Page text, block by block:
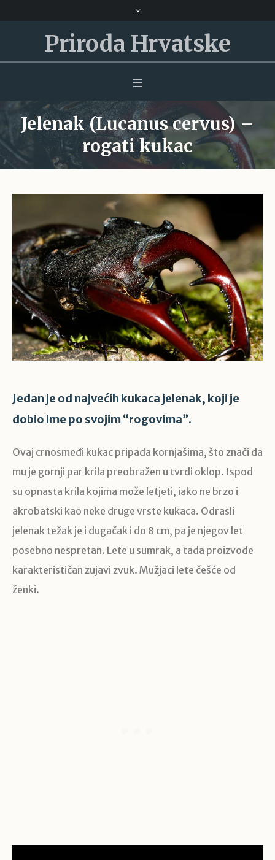
Priroda Hrvatske
Jelenak (Lucanus cervus) –
rogati kukac
Jedan je od najvećih kukaca jelenak, koji je
dobio ime po svojim “rogovima”.
Ovaj crnosmeđi kukac pripada kornjašima, što znači da
mu je gornji par krila preobražen u tvrdi oklop. Ispod
su opnasta krila kojima može letjeti, iako ne brzo i
akrobatski kao neke druge vrste kukaca. Odrasli
jelenak težak je i dugačak i do 8 cm, pa je njegov let
posebno nespretan. Lete u sumrak, a tada proizvode
karakterističan zujavi zvuk. Mužjaci lete češće od
ženki.